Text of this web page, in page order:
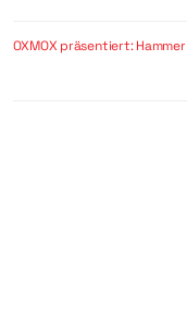
OXMOX präsentiert: